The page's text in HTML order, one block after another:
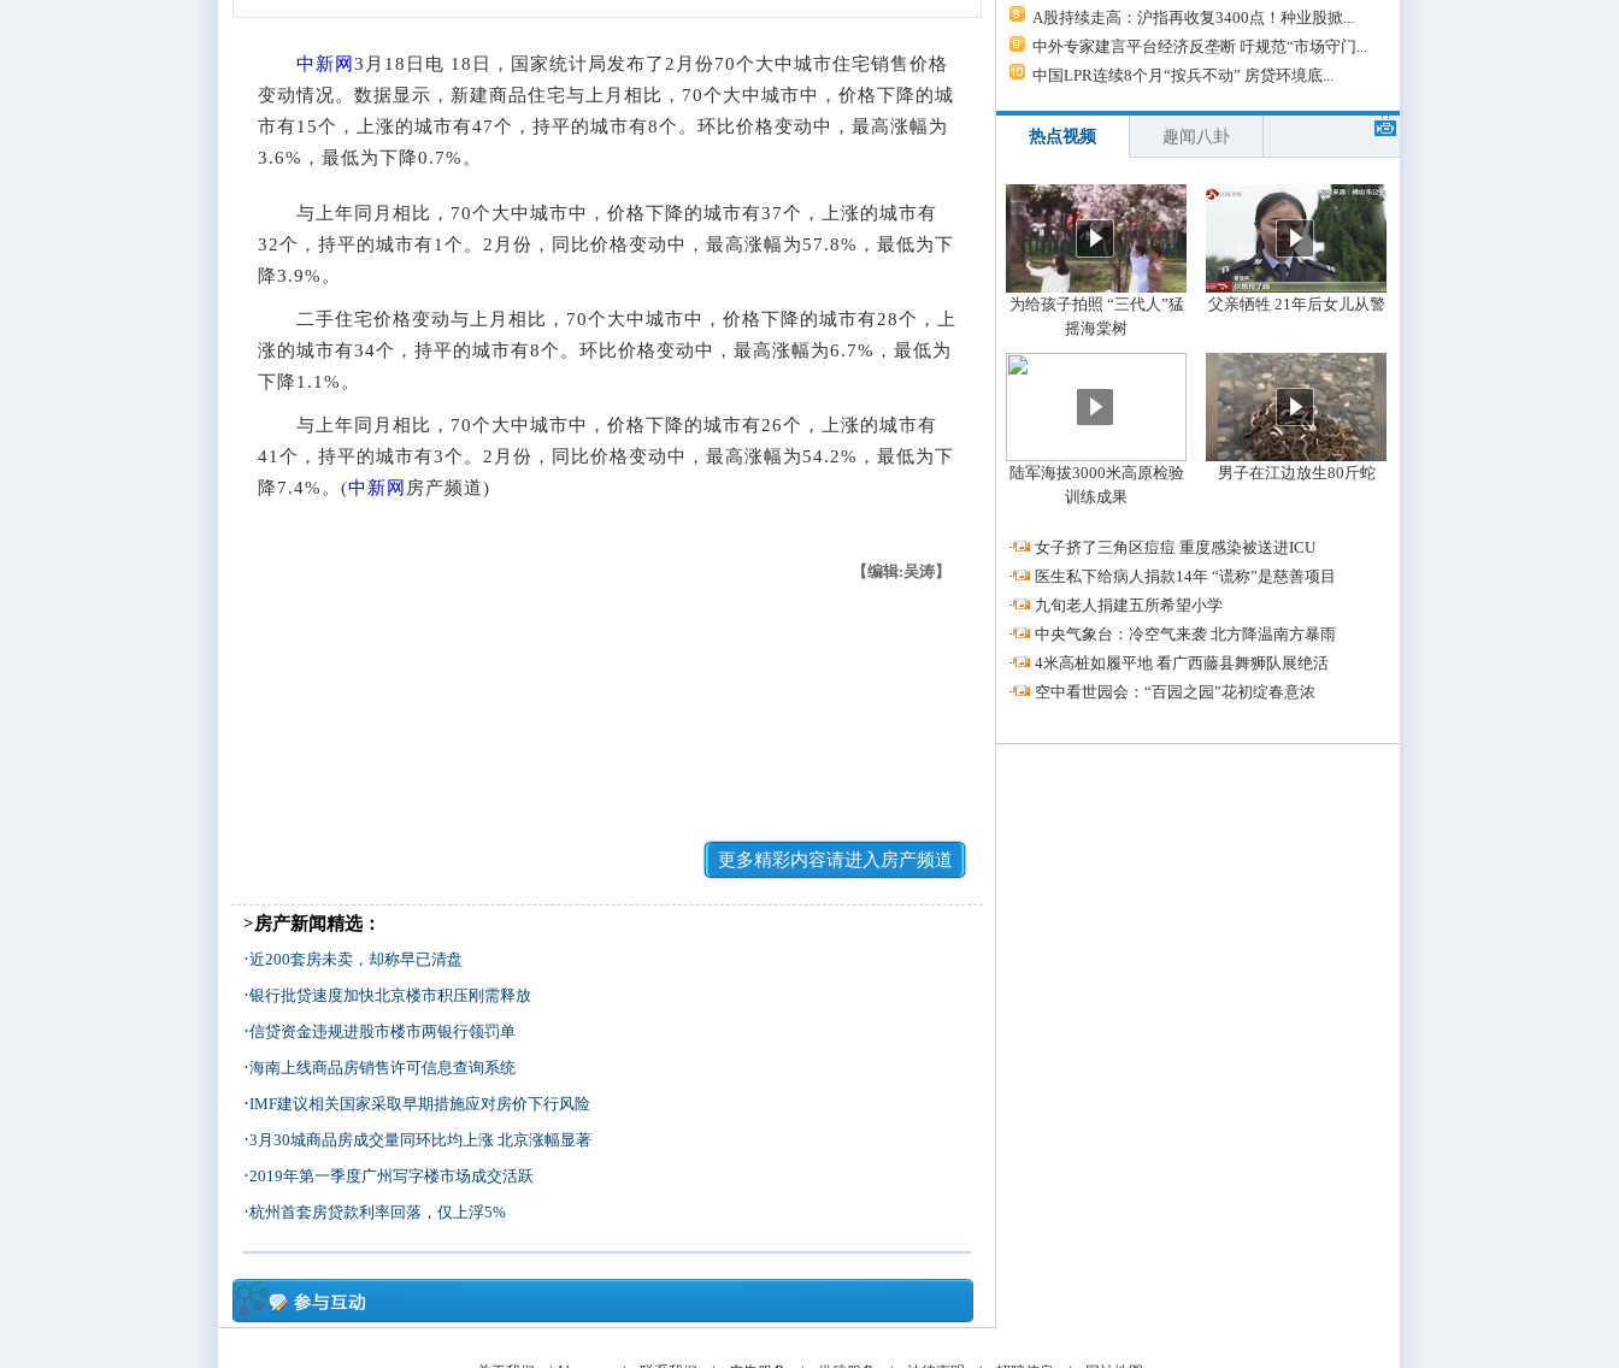
中新网 3月18日电 18日，国家统计局发布了2月份70个大中城市住宅销售价格
变动情况。数据显示，新建商品住宅与上月相比，70个大中城市中，价格下降的城
市有15个，上涨的城市有47个，持平的城市有8个。环比价格变动中，最高涨幅为
3.6%，最低为下降0.7%。
与上年同月相比，70个大中城市中，价格下降的城市有37个，上涨的城市有
32个，持平的城市有1个。2月份，同比价格变动中，最高涨幅为57.8%，最低为下
降3.9%。
二手住宅价格变动与上月相比，70个大中城市中，价格下降的城市有28个，上
涨的城市有34个，持平的城市有8个。环比价格变动中，最高涨幅为6.7%，最低为
下降1.1%。
与上年同月相比，70个大中城市中，价格下降的城市有26个，上涨的城市有
41个，持平的城市有3个。2月份，同比价格变动中，最高涨幅为54.2%，最低为下
降7.4%。(中新网 房产频道)
【编辑:吴涛】
更多精彩内容请进入房产频道
>房产新闻精选：
·近200套房未卖，却称早已清盘
·银行批贷速度加快北京楼市积压刚需释放
·信贷资金违规进股市楼市两银行领罚单
·海南上线商品房销售许可信息查询系统
·IMF建议相关国家采取早期措施应对房价下行风险
·3月30城商品房成交量同环比均上涨 北京涨幅显著
·2019年第一季度广州写字楼市场成交活跃
·杭州首套房贷款利率回落，仅上浮5%
A股持续走高：沪指再收复3400点！种业股掀...
中外专家建言平台经济反垄断 吁规范“市场守门...
中国LPR连续8个月“按兵不动” 房贷环境底...
热点视频 趣闻八卦
为给孩子拍照 “三代人”猛
摇海棠树
父亲牺牲 21年后女儿从警
陆军海拔3000米高原检验
训练成果
男子在江边放生80斤蛇
·
女子挤了三角区痘痘 重度感染被送进ICU
·
医生私下给病人捐款14年 “谎称”是慈善项目
·
九旬老人捐建五所希望小学
·
中央气象台：冷空气来袭 北方降温南方暴雨
·
4米高桩如履平地 看广西藤县舞狮队展绝活
·
空中看世园会：“百园之园”花初绽春意浓